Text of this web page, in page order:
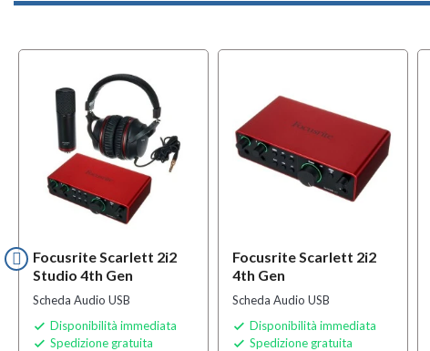
Focusrite Scarlett 2i2
Studio 4th Gen
Scheda Audio USB
 Disponibilità immediata
 Spedizione gratuita
Focusrite Scarlett 2i2
4th Gen
Scheda Audio USB
 Disponibilità immediata
 Spedizione gratuita